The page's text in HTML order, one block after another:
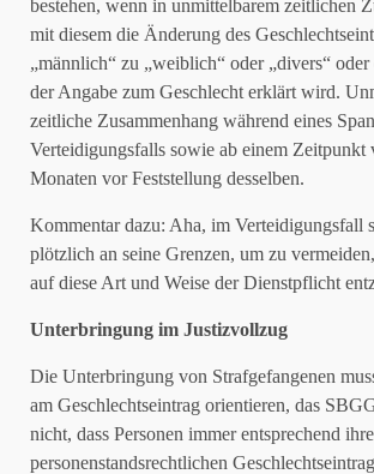
bestehen, wenn in unmittelbarem zeitlichen
mit diesem die Änderung des
„männlich“ zu „weiblich“ oder „divers“
der Angabe zum Geschlecht erklärt wird.
zeitliche Zusammenhang während eines
Verteidigungsfalls sowie ab einem Zeitpunkt
Monaten vor Feststellung desselben.
Kommentar dazu: Aha, im Verteidigungsfall
plötzlich an seine Grenzen, um zu
auf diese Art und Weise der Dienstpflicht
Unterbringung im Justizvollzug
Die Unterbringung von Strafgefangenen
am Geschlechtseintrag orientieren, das
nicht, dass Personen immer entsprechend
personenstandsrechtlichen